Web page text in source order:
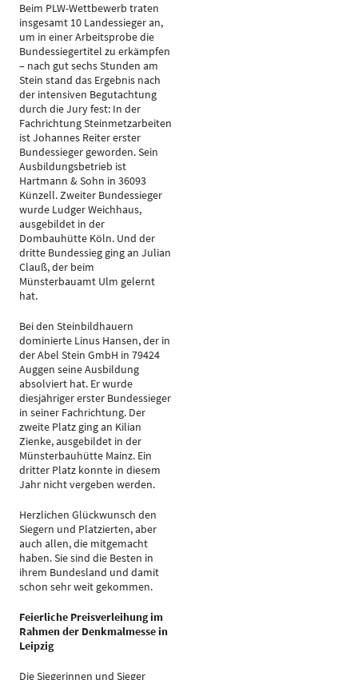
Beim PLW-Wettbewerb traten
insgesamt 10 Landessieger an,
um in einer Arbeitsprobe die
Bundessiegertitel zu erkämpfen
– nach gut sechs Stunden am
Stein stand das Ergebnis nach
der intensiven Begutachtung
durch die Jury fest: In der
Fachrichtung Steinmetzarbeiten
ist Johannes Reiter erster
Bundessieger geworden. Sein
Ausbildungsbetrieb ist
Hartmann & Sohn in 36093
Künzell. Zweiter Bundessieger
wurde Ludger Weichhaus,
ausgebildet in der
Dombauhütte Köln. Und der
dritte Bundessieg ging an Julian
Clauß, der beim
Münsterbauamt Ulm gelernt
hat.
Bei den Steinbildhauern
dominierte Linus Hansen, der in
der Abel Stein GmbH in 79424
Auggen seine Ausbildung
absolviert hat. Er wurde
diesjähriger erster Bundessieger
in seiner Fachrichtung. Der
zweite Platz ging an Kilian
Zienke, ausgebildet in der
Münsterbauhütte Mainz. Ein
dritter Platz konnte in diesem
Jahr nicht vergeben werden.
Herzlichen Glückwunsch den
Siegern und Platzierten, aber
auch allen, die mitgemacht
haben. Sie sind die Besten in
ihrem Bundesland und damit
schon sehr weit gekommen.
Feierliche Preisverleihung im
Rahmen der Denkmalmesse in
Leipzig
Die Siegerinnen und Sieger